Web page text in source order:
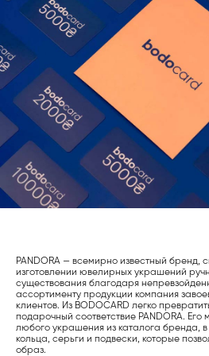
PANDORA — всемирно известный бренд,
изготовлении ювелирных украшений
существования благодаря
ассортименту продукции компания
клиентов. Из BODOCARD легко
подарочный соответствие PANDORA. Его
любого украшения из каталога бренда,
кольца, серьги и подвески, которые
образ.